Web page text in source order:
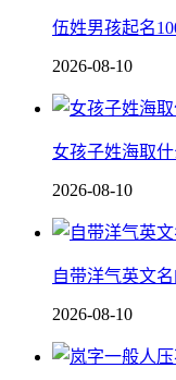
伍姓男孩起名
2026-08-10
女孩子姓海取
2026-08-10
自带洋气英文
2026-08-10